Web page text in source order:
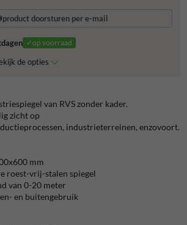
product doorsturen per e-mail
✓op voorraad
de opties
van RVS zonder kader.
zicht op
industrieterreinen, enzovoort.
mm
roest-vrij-stalen spiegel
van 0-20 meter
en buitengebruik